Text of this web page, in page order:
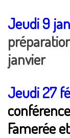
Jeudi 9
janvier
Jeudi 27
Famerée